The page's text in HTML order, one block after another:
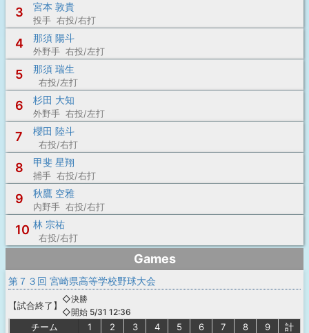
3 宮本 敦貴
投手 右投/右打
4 那須 陽斗
外野手 右投/左打
5 那須 瑞生
右投/左打
6 杉田 大知
外野手 右投/左打
7 櫻田 陸斗
右投/右打
8 甲斐 星翔
捕手 右投/右打
9 秋鷹 空雅
内野手 右投/右打
10 林 宗祐
右投/右打
Games
第７３回 宮崎県高等学校野球大会
【試合終了 】
◇決勝
◇開始 5/31 12:36
チーム 1 2 3 4 5 6 7 8 9
計